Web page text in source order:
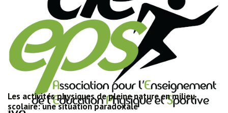
Les activités physiques de pleine nature en milieu
scolaire: une situation paradoxale